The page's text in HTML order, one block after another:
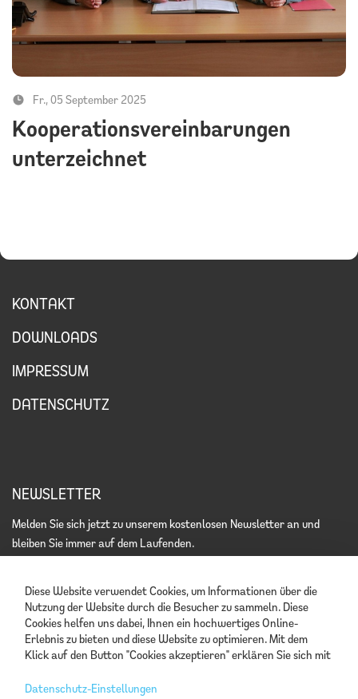
Fr., 05 September 2025
Kooperationsvereinbarungen
unterzeichnet
KONTAKT
DOWNLOADS
IMPRESSUM
DATENSCHUTZ
NEWSLETTER
Melden Sie sich jetzt zu unserem kostenlosen Newsletter an und
bleiben Sie immer auf dem Laufenden.
Ich akzeptiere dieDatenschutzerklärung.
Diese Website verwendet Cookies, um Informationen über die
Nutzung der Website durch die Besucher zu sammeln. Diese
Cookies helfen uns dabei, Ihnen ein hochwertiges Online-
Erlebnis zu bieten und diese Website zu optimieren. Mit dem
Klick auf den Button "Cookies akzeptieren" erklären Sie sich mit
Informationen finden Sie in unserer
Datenschutz-Einstellungen